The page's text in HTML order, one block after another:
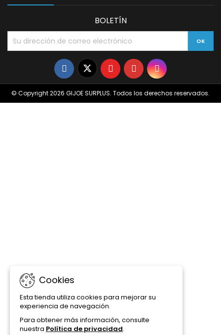
Cookies
Esta tienda utiliza cookies para mejorar su
experiencia de navegación.
Para obtener más información, consulte
nuestra Política de privacidad.
BOLETÍN
© Copyright 2026 GIJOE SURPLUS. Todos los derechos reservados.